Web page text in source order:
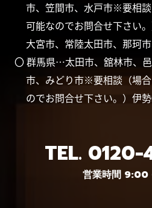
市、笠間市、水戸市※要相
可能なのでお問合せ下さい
大宮市、常陸太田市、那珂
〇 群馬県…太田市、舘林市、
市、みどり市※要相談（場
のでお問合せ下さい。）伊
TEL. 0120-
営業時間